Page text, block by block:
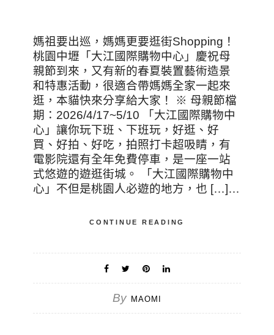
媽祖要出巡，媽媽更要逛街Shopping！
桃園中壢「大江國際購物中心」慶祝母
親節到來，又有新的春夏裝置藝術造景
和特惠活動，很適合帶媽媽全家一起來
逛，本貓快來分享給大家！ ※ 母親節檔
期：2026/4/17~5/10 「大江國際購物中
心」讓你玩下班、下班玩，好逛、好
買、好拍、好吃，拍照打卡超吸睛，有
電影院還有全年免費停車，是一座一站
式悠遊的遊逛街城。 「大江國際購物中
心」不但是桃園人必遊的地方，也 […]…
CONTINUE READING
By MAOMI